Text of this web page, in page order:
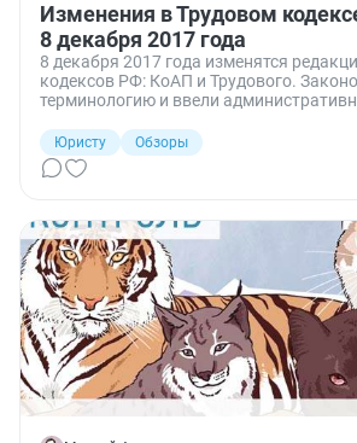
Изменения в Трудовом
8 декабря 2017 года
8 декабря 2017 года изменятся
кодексов РФ: КоАП и Трудового.
терминологию и ввели
лекарственных средств для
Юристу
Обзоры